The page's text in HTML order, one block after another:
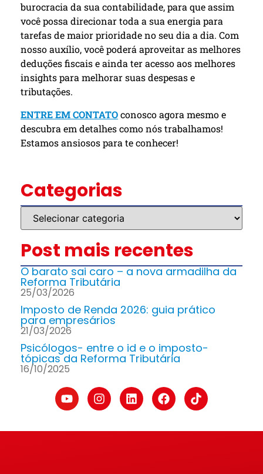
burocracia da sua contabilidade, para que assim
você possa direcionar toda a sua energia para
tarefas de maior prioridade no seu dia a dia. Com
nosso auxílio, você poderá aproveitar as melhores
deduções fiscais e ainda ter acesso aos melhores
insights para melhorar suas despesas e
tributações.
ENTRE EM CONTATOconosco agora mesmo e
descubra em detalhes como nós trabalhamos!
Estamos ansiosos para te conhecer!
Categorias
Post mais recentes
O barato sai caro – a nova armadilha da
Reforma Tributária
25/03/2026
Imposto de Renda 2026: guia prático
para empresários
21/03/2026
Psicólogos- entre o id e o imposto-
tópicas da Reforma Tributária
16/10/2025